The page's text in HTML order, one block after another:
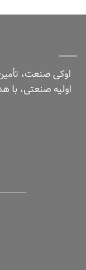
اوکی صنعت،
اولیه صنعتی، با